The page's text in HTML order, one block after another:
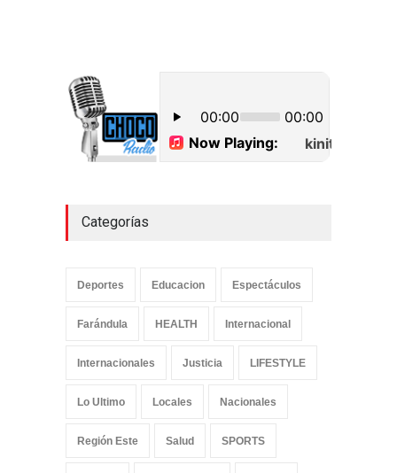
detalla alcance Plan de
septiembre 18, 2022
Categorías
Deportes Educacion Espectáculos
Farándula HEALTH Internacional
Internacionales Justicia LIFESTYLE
Lo Ultimo Locales Nacionales
Región Este Salud SPORTS